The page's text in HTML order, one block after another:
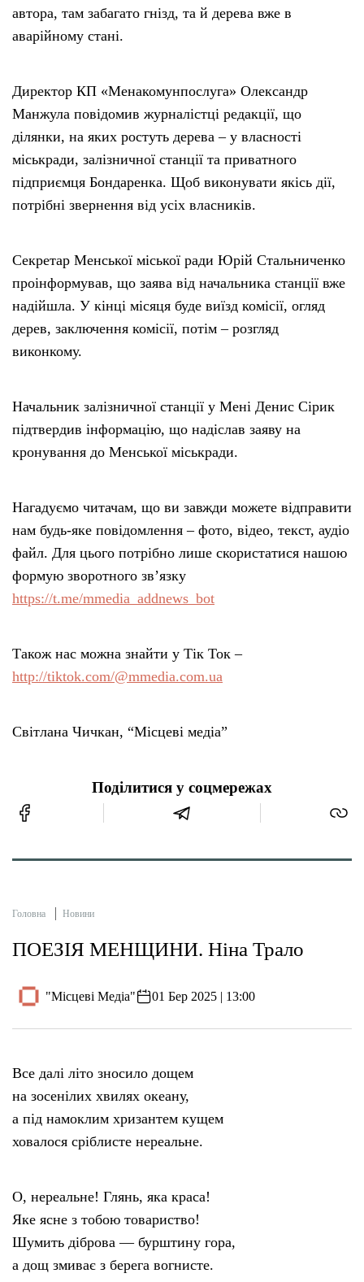
автора, там забагато гнізд, та й дерева вже в
аварійному стані.
Директор КП «Менакомунпослуга» Олександр
Манжула повідомив журналістці редакції, що
ділянки, на яких ростуть дерева – у власності
міськради, залізничної станції та приватного
підприємця Бондаренка. Щоб виконувати якісь дії,
потрібні звернення від усіх власників.
Секретар Менської міської ради Юрій Стальниченко
проінформував, що заява від начальника станції вже
надійшла. У кінці місяця буде виїзд комісії, огляд
дерев, заключення комісії, потім – розгляд
виконкому.
Начальник залізничної станції у Мені Денис Сірик
підтвердив інформацію, що надіслав заяву на
кронування до Менської міськради.
Нагадуємо читачам, що ви завжди можете відправити
нам будь-яке повідомлення – фото, відео, текст, аудіо
файл. Для цього потрібно лише скористатися нашою
формую зворотного зв’язку
https://t.me/mmedia_addnews_bot
Також нас можна знайти у Тік Ток –
http://tiktok.com/@mmedia.com.ua
Світлана Чичкан, “Місцеві медіа”
Поділитися у соцмережах
Головна Новини
ПОЕЗІЯ МЕНЩИНИ. Ніна Трало
"Місцеві Медіа" 01 Бер 2025 | 13:00
Все далі літо зносило дощем
на зосенілих хвилях океану,
а під намоклим хризантем кущем
ховалося сріблисте нереальне.
О, нереальне! Глянь, яка краса!
Яке ясне з тобою товариство!
Шумить діброва — бурштину гора,
а дощ змиває з берега вогнисте.